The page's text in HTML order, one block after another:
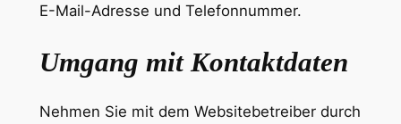
E-Mail-Adresse und Telefonnummer.
Umgang mit Kontaktdaten
Nehmen Sie mit dem Websitebetreiber durch